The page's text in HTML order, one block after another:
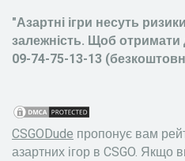
"Азартні ігри несуть
залежність. Щоб
09-74-75-13-13
CSGODude пропонує вам
азартних ігор в CSGO. Якщо